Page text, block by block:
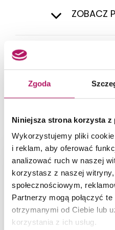
Zgoda
Niniejsza strona korzysta z
Wykorzystujemy pliki
i reklam, aby oferować
analizować ruch w naszej
korzystasz z naszej
społecznościowym,
Partnerzy mogą połączyć
otrzymanymi od Ciebie lub
korzystania z ich usług.
ZOBACZ
NASZE
PRODUKTU
-12%